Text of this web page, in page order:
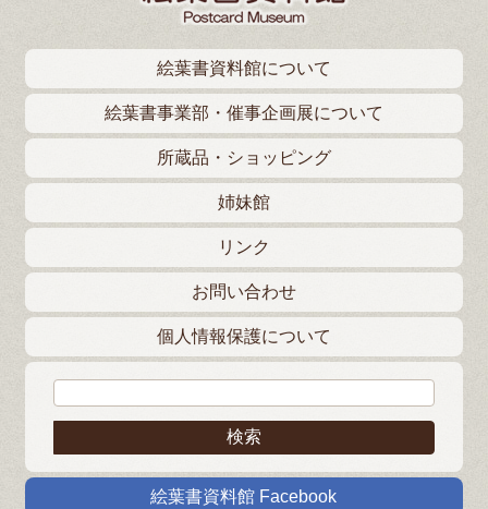
絵葉書資料館について
絵葉書事業部・催事企画展について
所蔵品・ショッピング
姉妹館
リンク
お問い合わせ
個人情報保護について
絵葉書資料館 Facebook